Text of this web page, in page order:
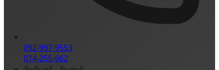
092-997-9553
074-255-662